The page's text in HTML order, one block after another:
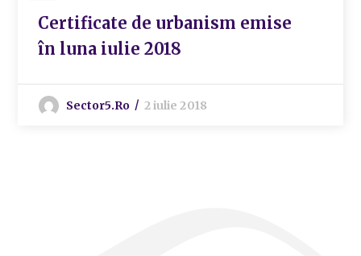
Certificate de urbanism emise
în luna iulie 2018
Sector5.ro 2 iulie 2018